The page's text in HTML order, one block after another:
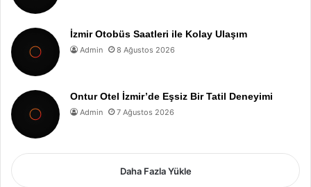
İzmir Otobüs Saatleri ile Kolay Ulaşım
Admin 8 Ağustos 2026
Ontur Otel İzmir’de Eşsiz Bir Tatil Deneyimi
Admin 7 Ağustos 2026
Daha Fazla Yükle